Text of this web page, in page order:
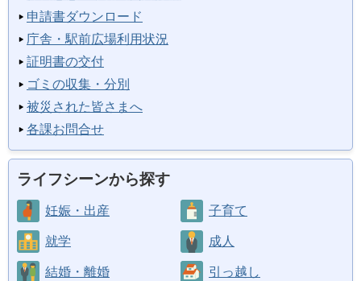
申請書ダウンロード
庁舎・駅前広場利用状況
証明書の交付
ゴミの収集・分別
被災された皆さまへ
各課お問合せ
ライフシーンから探す
妊娠・出産 子育て
就学 成人
結婚・離婚 引っ越し